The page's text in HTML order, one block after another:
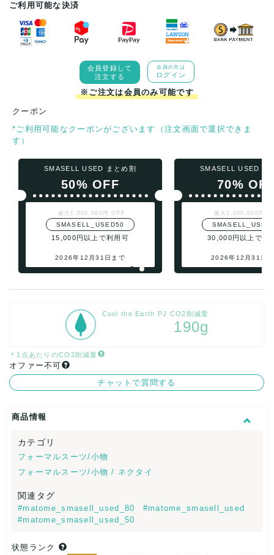
ご利用可能な決済
会員登録して
注文する
会員の方は
ログイン
※ご注文は会員のみ可能です
クーポン
*ご利用可能なクーポンがございます（注文画面で選択できま
す）
SMASELL USED まとめ割
50% OFF
最大1,000,000円 OFF
SMASELL_USED50
15,000円以上で利用可
2026年12月31日まで
SMASELL USED ま
70%
最大1,000,000円
30,000円以上で利
2026年12月31日
Cool the Earth PJ CO2削減量
190g
＊1点あたりのCO2削減量
オファー不可
チャットで質問する
商品情報
カテゴリ
フォーマルスーツ/小物
フォーマルスーツ/小物 / ネクタイ
関連タグ
#matome_smasell_used_80
#matome_smasell_used
#matome_smasell_used_50
状態ランク